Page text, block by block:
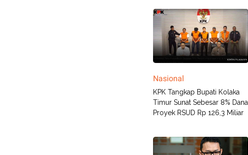
Nasional
KPK Tangkap Bupati Kolaka
Timur Sunat Sebesar 8% Dana
Proyek RSUD Rp 126,3 Miliar